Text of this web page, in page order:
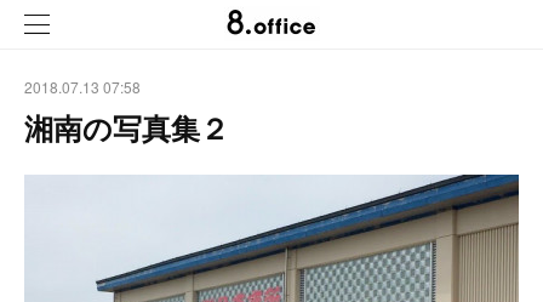
2018.07.13 07:58
湘南の写真集２